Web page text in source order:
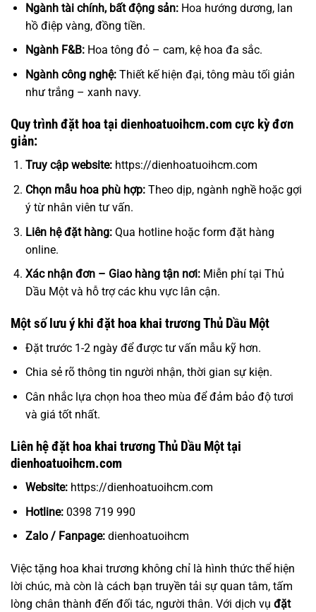
Ngành tài chính, bất động sản:Hoa hướng dương, lan
hồ điệp vàng, đồng tiền.
Ngành F&B:Hoa tông đỏ – cam, kệ hoa đa sắc.
Ngành công nghệ:Thiết kế hiện đại, tông màu tối giản
như trắng – xanh navy.
Quy trình đặt hoa tại dienhoatuoihcm.com cực kỳ đơn
giản:
Truy cập website: https://dienhoatuoihcm.com
Chọn mẫu hoa phù hợp:Theo dịp, ngành nghề hoặc gợi
ý từ nhân viên tư vấn.
Liên hệ đặt hàng:Qua hotline hoặc form đặt hàng
online.
Xác nhận đơn – Giao hàng tận nơi:Miễn phí tại Thủ
Dầu Một và hỗ trợ các khu vực lân cận.
Một số lưu ý khi đặt hoa khai trương Thủ Dầu Một
Đặt trước 1-2 ngày để được tư vấn mẫu kỹ hơn.
Chia sẻ rõ thông tin người nhận, thời gian sự kiện.
Cân nhắc lựa chọn hoa theo mùa để đảm bảo độ tươi
và giá tốt nhất.
Liên hệ đặt hoa khai trương Thủ Dầu Một tại
dienhoatuoihcm.com
Website: https://dienhoatuoihcm.com
Hotline:0398 719 990
Zalo / Fanpage: dienhoatuoihcm
Việc tặng hoa khai trương không chỉ là hình thức thể hiện
lời chúc, mà còn là cách bạn truyền tải sự quan tâm, tấm
lòng chân thành đến đối tác, người thân. Với dịch vụ đặt